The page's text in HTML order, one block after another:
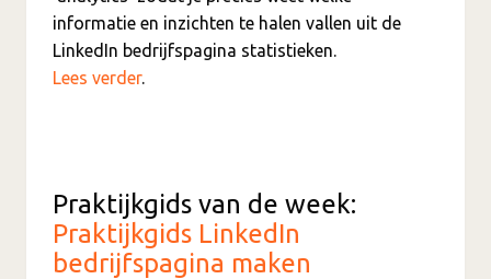
informatie en inzichten te halen vallen uit de
LinkedIn bedrijfspagina statistieken.
Lees verder.
Praktijkgids van de week:
Praktijkgids LinkedIn
bedrijfspagina maken